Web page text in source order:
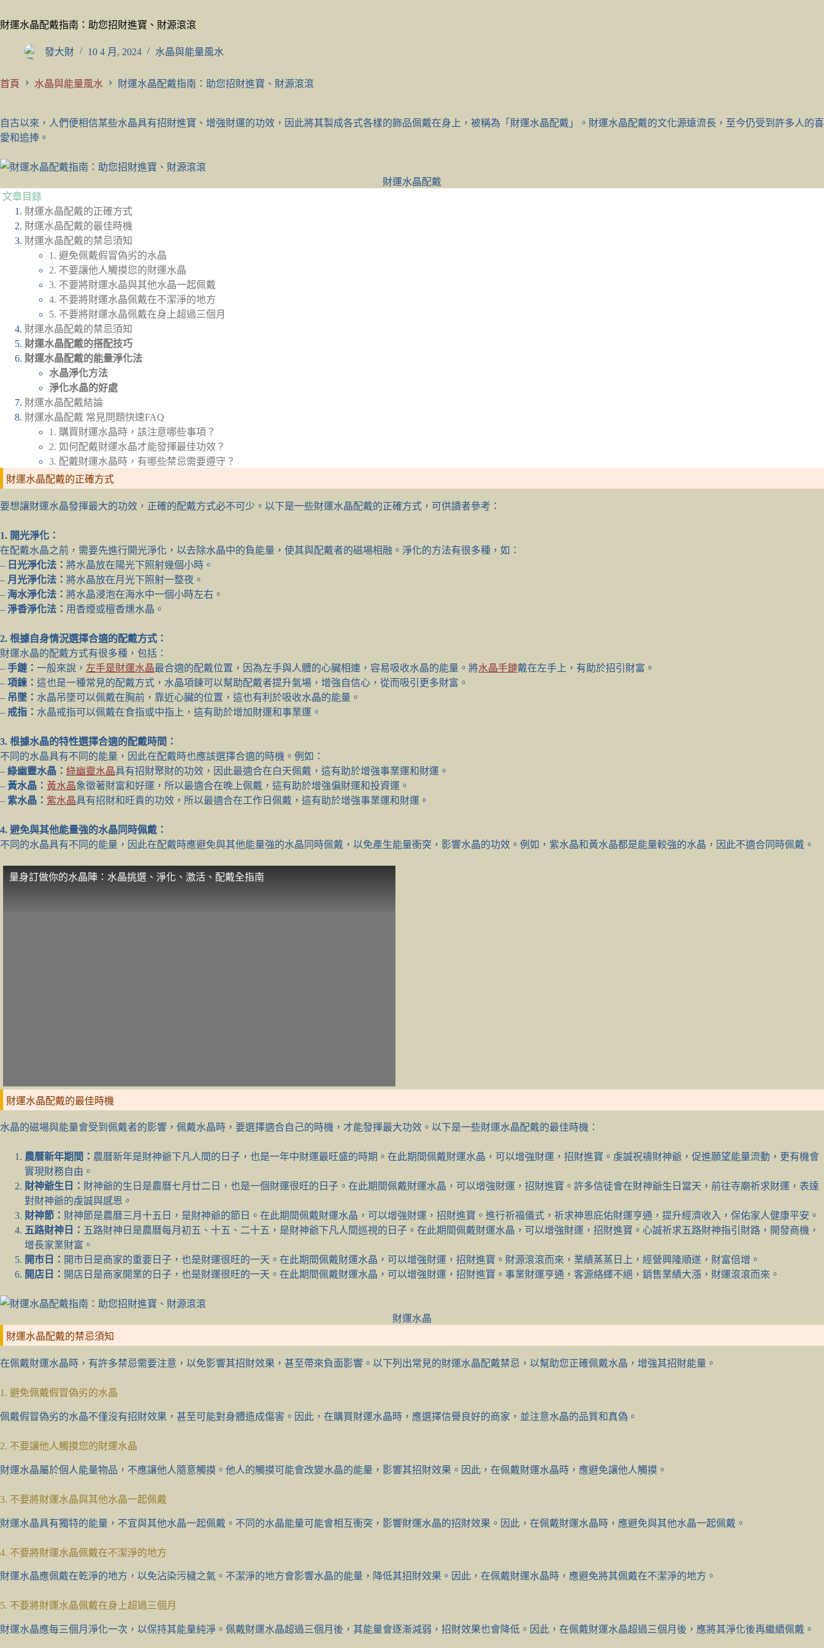
財運水晶配戴指南：助您招財進寶、財源滾滾
發大財 10 4 月, 2024 水晶與能量風水
首頁 水晶與能量風水 財運水晶配戴指南：助您招財進寶、財源滾滾
自古以來，人們便相信某些水晶具有招財進寶、增強財運的功效，因此將其製成各式各樣的飾品佩戴在身上，被稱為「財運水晶配戴」。財運水晶配戴的文化源遠流長，至今仍受到許多人的喜
愛和追捧。
財運水晶配戴
文章目錄
財運水晶配戴的正確方式
財運水晶配戴的最佳時機
財運水晶配戴的禁忌須知
1. 避免佩戴假冒偽劣的水晶
2. 不要讓他人觸摸您的財運水晶
3. 不要將財運水晶與其他水晶一起佩戴
4. 不要將財運水晶佩戴在不潔淨的地方
5. 不要將財運水晶佩戴在身上超過三個月
財運水晶配戴的禁忌須知
財運水晶配戴的搭配技巧
財運水晶配戴的能量淨化法
水晶淨化方法
淨化水晶的好處
財運水晶配戴結論
財運水晶配戴 常見問題快速FAQ
1. 購買財運水晶時，該注意哪些事項？
2. 如何配戴財運水晶才能發揮最佳功效？
3. 配戴財運水晶時，有哪些禁忌需要遵守？
財運水晶配戴的正確方式
要想讓財運水晶發揮最大的功效，正確的配戴方式必不可少。以下是一些財運水晶配戴的正確方式，可供讀者參考：
1. 開光淨化：
在配戴水晶之前，需要先進行開光淨化，以去除水晶中的負能量，使其與配戴者的磁場相融。淨化的方法有很多種，如：
– 日光淨化法： 將水晶放在陽光下照射幾個小時。
– 月光淨化法： 將水晶放在月光下照射一整夜。
– 海水淨化法： 將水晶浸泡在海水中一個小時左右。
– 淨香淨化法： 用香煙或檀香燻水晶。
2. 根據自身情況選擇合適的配戴方式：
財運水晶的配戴方式有很多種，包括：
– 手鏈： 一般來說， 左手是財運水晶最合適的配戴位置，因為左手與人體的心臟相連，容易吸收水晶的能量。將水晶手鏈戴在左手上，有助於招引財富。
– 項鍊： 這也是一種常見的配戴方式，水晶項鍊可以幫助配戴者提升氣場，增強自信心，從而吸引更多財富。
– 吊墜： 水晶吊墜可以佩戴在胸前，靠近心臟的位置，這也有利於吸收水晶的能量。
– 戒指： 水晶戒指可以佩戴在食指或中指上，這有助於增加財運和事業運。
3. 根據水晶的特性選擇合適的配戴時間：
不同的水晶具有不同的能量，因此在配戴時也應該選擇合適的時機。例如：
– 綠幽靈水晶： 綠幽靈水晶具有招財聚財的功效，因此最適合在白天佩戴，這有助於增強事業運和財運。
– 黃水晶： 黃水晶象徵著財富和好運，所以最適合在晚上佩戴，這有助於增強偏財運和投資運。
– 紫水晶： 紫水晶具有招財和旺貴的功效，所以最適合在工作日佩戴，這有助於增強事業運和財運。
4. 避免與其他能量強的水晶同時佩戴：
不同的水晶具有不同的能量，因此在配戴時應避免與其他能量強的水晶同時佩戴，以免產生能量衝突，影響水晶的功效。例如，紫水晶和黃水晶都是能量較強的水晶，因此不適合同時佩戴。
量身訂做你的水晶陣：水晶挑選、淨化、激活、配戴全指南
財運水晶配戴的最佳時機
水晶的磁場與能量會受到佩戴者的影響，佩戴水晶時，要選擇適合自己的時機，才能發揮最大功效。以下是一些財運水晶配戴的最佳時機：
農曆新年期間： 農曆新年是財神爺下凡人間的日子，也是一年中財運最旺盛的時期。在此期間佩戴財運水晶，可以增強財運，招財進寶。虔誠祝禱財神爺，促進願望能量流動，更有機會
實現財務自由。
財神爺生日： 財神爺的生日是農曆七月廿二日，也是一個財運很旺的日子。在此期間佩戴財運水晶，可以增強財運，招財進寶。許多信徒會在財神爺生日當天，前往寺廟祈求財運，表達
對財神爺的虔誠與感恩。
財神節： 財神節是農曆三月十五日，是財神爺的節日。在此期間佩戴財運水晶，可以增強財運，招財進寶。進行祈福儀式，祈求神恩庇佑財運亨通，提升經濟收入，保佑家人健康平安。
五路財神日： 五路財神日是農曆每月初五、十五、二十五，是財神爺下凡人間巡視的日子。在此期間佩戴財運水晶，可以增強財運，招財進寶。心誠祈求五路財神指引財路，開發商機，
增長家業財富。
開市日： 開市日是商家的重要日子，也是財運很旺的一天。在此期間佩戴財運水晶，可以增強財運，招財進寶。財源滾滾而來，業績蒸蒸日上，經營興隆順遂，財富倍增。
開店日： 開店日是商家開業的日子，也是財運很旺的一天。在此期間佩戴財運水晶，可以增強財運，招財進寶。事業財運亨通，客源絡繹不絕，銷售業績大漲，財運滾滾而來。
財運水晶
財運水晶配戴的禁忌須知
在佩戴財運水晶時，有許多禁忌需要注意，以免影響其招財效果，甚至帶來負面影響。以下列出常見的財運水晶配戴禁忌，以幫助您正確佩戴水晶，增強其招財能量。
1. 避免佩戴假冒偽劣的水晶
佩戴假冒偽劣的水晶不僅沒有招財效果，甚至可能對身體造成傷害。因此，在購買財運水晶時，應選擇信譽良好的商家，並注意水晶的品質和真偽。
2. 不要讓他人觸摸您的財運水晶
財運水晶屬於個人能量物品，不應讓他人隨意觸摸。他人的觸摸可能會改變水晶的能量，影響其招財效果。因此，在佩戴財運水晶時，應避免讓他人觸摸。
3. 不要將財運水晶與其他水晶一起佩戴
財運水晶具有獨特的能量，不宜與其他水晶一起佩戴。不同的水晶能量可能會相互衝突，影響財運水晶的招財效果。因此，在佩戴財運水晶時，應避免與其他水晶一起佩戴。
4. 不要將財運水晶佩戴在不潔淨的地方
財運水晶應佩戴在乾淨的地方，以免沾染污穢之氣。不潔淨的地方會影響水晶的能量，降低其招財效果。因此，在佩戴財運水晶時，應避免將其佩戴在不潔淨的地方。
5. 不要將財運水晶佩戴在身上超過三個月
財運水晶應每三個月淨化一次，以保持其能量純淨。佩戴財運水晶超過三個月後，其能量會逐漸減弱，招財效果也會降低。因此，在佩戴財運水晶超過三個月後，應將其淨化後再繼續佩戴。